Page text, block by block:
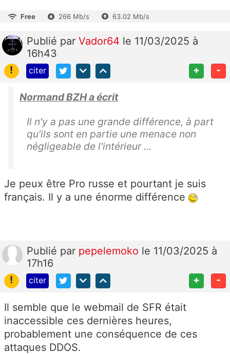
Free 266 Mb/s 63.02 Mb/s
Publié par Vador64 le 11/03/2025 à
16h43
!
citer + -
Normand BZH a écrit
Il n'y a pas une grande différence, à part
qu'ils sont en partie une menace non
négligeable de l'intérieur ...
Je peux être Pro russe et pourtant je suis
français. Il y a une énorme différence
Publié par pepelemoko le 11/03/2025 à
17h16
!
citer + -
Il semble que le webmail de SFR était
inaccessible ces dernières heures,
probablement une conséquence de ces
attaques DDOS.